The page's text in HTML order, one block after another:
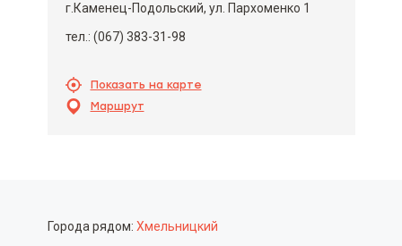
г.Каменец-Подольский, ул. Пархоменко 1
тел.: (067) 383-31-98
Показать на карте
Маршрут
Города рядом: Хмельницкий